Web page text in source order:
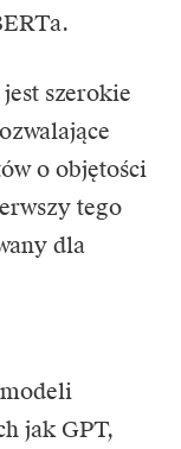
szerokie
o objętości
tego
dla
jak GPT,